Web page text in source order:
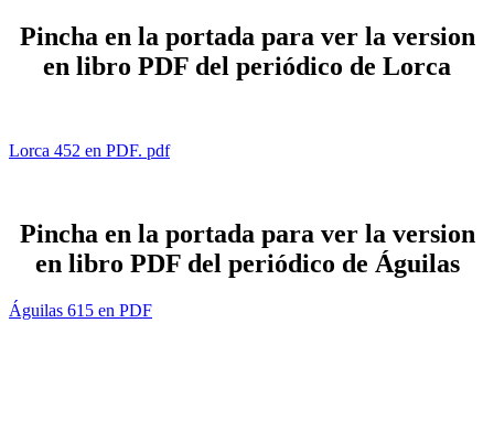
Pincha en la portada para ver la version
en libro PDF del periódico de Lorca
Lorca 452 en PDF. pdf
Pincha en la portada para ver la version
en libro PDF del periódico de Águilas
Águilas 615 en PDF